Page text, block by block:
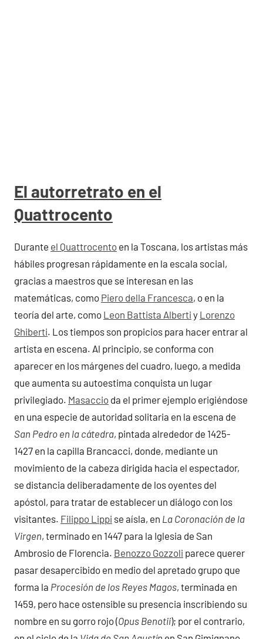
El autorretrato en el
Quattrocento
Durante el Quattrocento en la Toscana, los artistas más
hábiles progresan rápidamente en la escala social,
gracias a maestros que se interesan en las
matemáticas, como Piero della Francesca, o en la
teoría del arte, como Leon Battista Alberti y Lorenzo
Ghiberti. Los tiempos son propicios para hacer entrar al
artista en escena. Al principio, se conforma con
aparecer en los márgenes del cuadro, luego, a medida
que aumenta su autoestima conquista un lugar
privilegiado. Masaccio da el primer ejemplo erigiéndose
en una especie de autoridad solitaria en la escena de
San Pedro en la cátedra, pintada alrededor de 1425-
1427 en la capilla Brancacci, donde, mediante un
movimiento de la cabeza dirigida hacia el espectador,
se distancia deliberadamente de los oyentes del
apóstol, para tratar de establecer un diálogo con los
visitantes. Filippo Lippi se aísla, en La Coronación de la
Virgen, terminado en 1447 para la Iglesia de San
Ambrosio de Florencia. Benozzo Gozzoli parece querer
pasar desapercibido en medio del apretado grupo que
forma la Procesión de los Reyes Magos, terminada en
1459, pero hace ostensible su presencia inscribiendo su
nombre en su gorro rojo (Opus Benotii); por el contrario,